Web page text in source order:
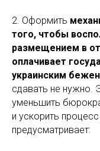
2. Оформить
того, чтобы
размещением в
оплачивает
украинским
сдавать не нужно.
уменьшить
и ускорить
предусматривает: